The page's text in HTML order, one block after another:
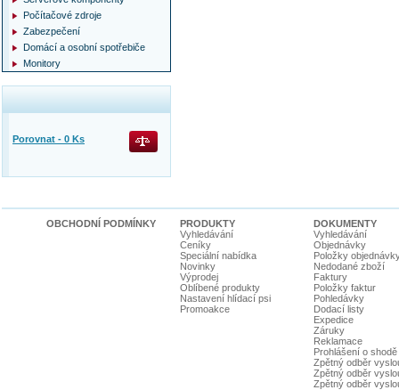
Počítačové zdroje
Zabezpečení
Domácí a osobní spotřebiče
Monitory
Porovnat - 0 Ks
OBCHODNÍ PODMÍNKY
PRODUKTY
Vyhledávání
Ceníky
Speciální nabídka
Novinky
Výprodej
Oblíbené produkty
Nastavení hlídací psi
Promoakce
DOKUMENTY
Vyhledávání
Objednávky
Položky
Nedodané zboží
Faktury
Položky faktur
Pohledávky
Dodací listy
Expedice
Záruky
Reklamace
Prohlášení o shodě
Zpětný odběr
Zpětný odběr
Zpětný odběr